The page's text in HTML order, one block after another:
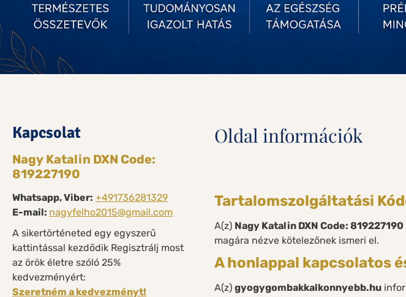
Kapcsolat
Nagy Katalin DXN Code:
819227190
Whatsapp, Viber: +491736281329
E-mail: nagyfelho2015@gmail.com
A sikertörténeted egy egyszerű
kattintással kezdődik Regisztrálj most
az örök életre szóló 25%
kedvezményért:
Szeretném a kedvezményt!
Oldal információk
Tartalomszolgáltatási
A(z) Nagy Katalin DXN Code: 819227190
magára nézve kötelezőnek ismeri el.
A honlappal kapcsolatos
A(z) gyogygombakkalkonnyebb.hu